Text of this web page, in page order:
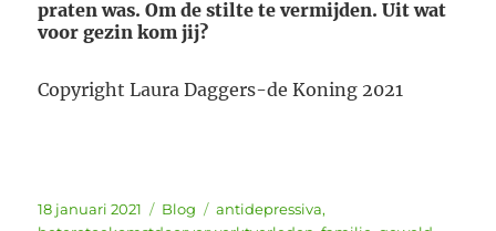
praten was. Om de stilte te vermijden. Uit wat
voor gezin kom jij?
Copyright Laura Daggers-de Koning 2021
Geplaatst
18 januari 2021 Categorieën
Blog Tags
antidepressiva,